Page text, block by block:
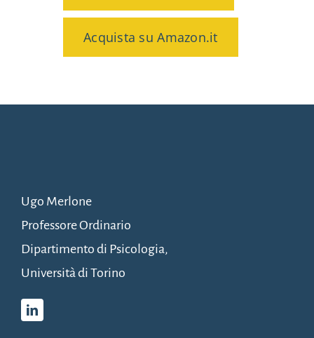
Acquista su Amazon.it
Ugo Merlone
Professore Ordinario
Dipartimento di Psicologia,
Università di Torino